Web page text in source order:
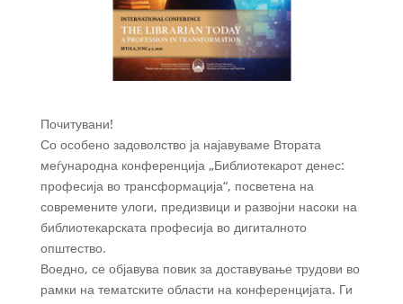
Почитувани!
Со особено задоволство ја најавуваме Втората
меѓународна конференција „Библиотекарот денес:
професија во трансформација“, посветена на
современите улоги, предизвици и развојни насоки на
библиотекарската професија во дигиталното
општество.
Воедно, се објавува повик за доставување трудови во
рамки на тематските области на конференцијата. Ги